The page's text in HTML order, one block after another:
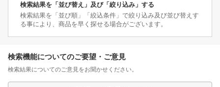
検索結果を「並び替え」及び「絞り込み」する
検索結果を「並び順」「絞込条件」で絞り込み及び並び替えす
る事により、商品を早く探せる場合がございます。
検索機能についてのご要望・ご意見
検索結果についてのご意見をお聞かせください。